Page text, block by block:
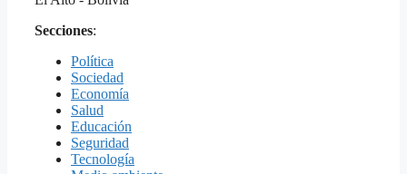
Secciones:
Política
Sociedad
Economía
Salud
Educación
Seguridad
Tecnología